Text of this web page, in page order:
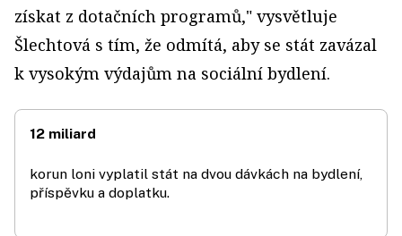
získat z dotačních programů," vysvětluje
Šlechtová s tím, že odmítá, aby se stát zavázal
k vysokým výdajům na sociální bydlení.
12 miliard
korun loni vyplatil stát na dvou dávkách na bydlení,
příspěvku a doplatku.